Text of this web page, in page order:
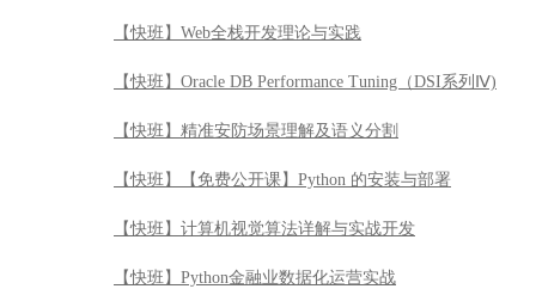
【快班】Web全栈开发理论与实践
【快班】Oracle DB Performance Tuning（DSI系列Ⅳ)
【快班】精准安防场景理解及语义分割
【快班】【免费公开课】Python 的安装与部署
【快班】计算机视觉算法详解与实战开发
【快班】Python金融业数据化运营实战